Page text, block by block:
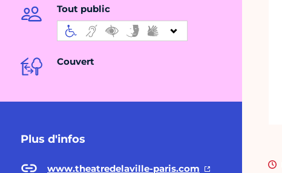
Tout public
Couvert
Plus d'infos
www.theatredelaville-paris.com